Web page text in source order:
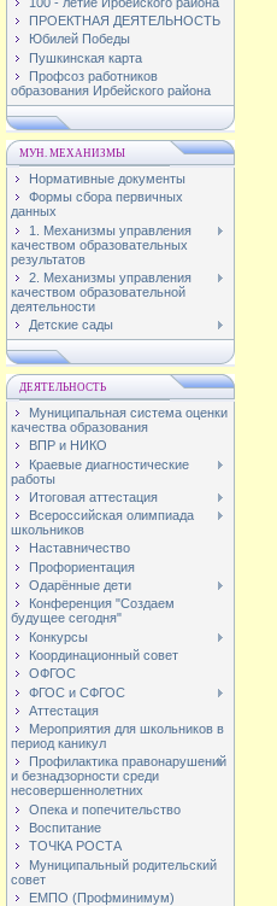
ПРОЕКТНАЯ ДЕЯТЕЛЬНОСТЬ
Юбилей Победы
Пушкинская карта
Профсоз работников
образования Ирбейского района
МУН. МЕХАНИЗМЫ
Нормативные документы
Формы сбора первичных
данных
1. Механизмы управления
качеством образовательных
результатов
2. Механизмы управления
качеством образовательной
деятельности
Детские сады
ДЕЯТЕЛЬНОСТЬ
Муниципальная система оценки
качества образования
ВПР и НИКО
Краевые диагностические
работы
Итоговая аттестация
Всероссийская олимпиада
школьников
Наставничество
Профориентация
Одарённые дети
Конференция "Создаем
будущее сегодня"
Конкурсы
Координационный совет
ОФГОС
ФГОС и СФГОС
Аттестация
Мероприятия для школьников в
период каникул
Профилактика правонарушений
и безнадзорности среди
несовершеннолетних
Опека и попечительство
Воспитание
ТОЧКА РОСТА
Муниципальный родительский
совет
ЕМПО (Профминимум)